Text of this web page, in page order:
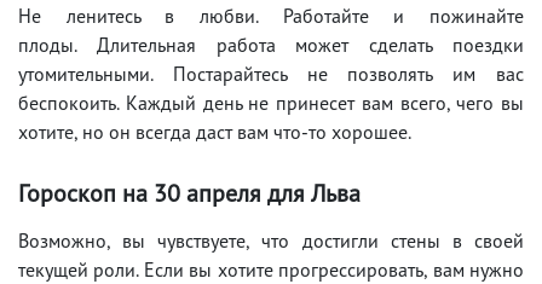
Не ленитесь в любви. Работайте и пожинайте
плоды. Длительная работа может сделать поездки
утомительными. Постарайтесь не позволять им вас
беспокоить. Каждый день не принесет вам всего, чего вы
хотите, но он всегда даст вам что-то хорошее.
Гороскоп на 30 апреля для Льва
Возможно, вы чувствуете, что достигли стены в своей
текущей роли. Если вы хотите прогрессировать, вам нужно